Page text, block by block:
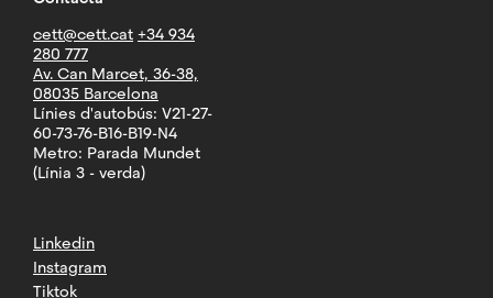
cett@cett.cat +34 934
280 777
Av. Can Marcet, 36-38,
08035 Barcelona
Línies d'autobús: V21-27-
60-73-76-B16-B19-N4
Metro: Parada Mundet
(Línia 3 - verda)
Linkedin
Instagram
Tiktok